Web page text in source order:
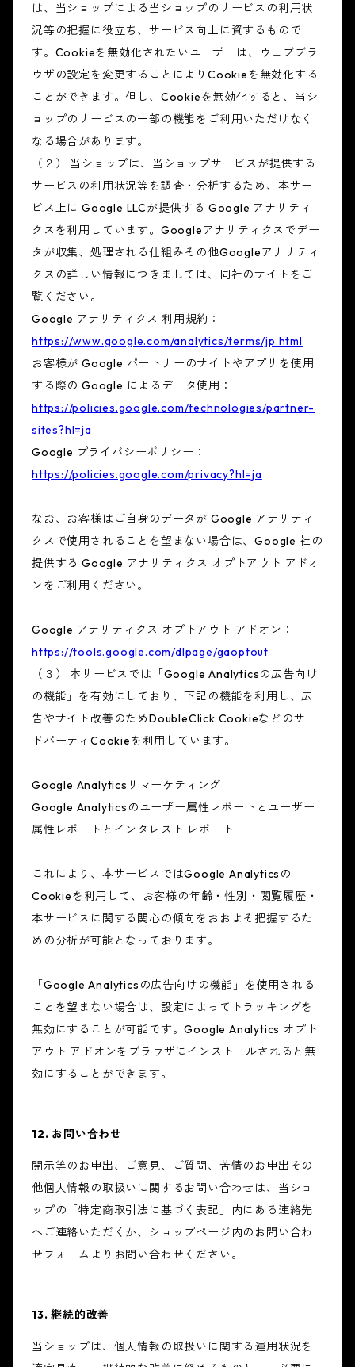
は、当ショップによる当ショップのサービスの利用状
況等の把握に役立ち、サービス向上に資するもので
す。Cookieを無効化されたいユーザーは、ウェブブラ
ウザの設定を変更することによりCookieを無効化する
ことができます。但し、Cookieを無効化すると、当シ
ョップのサービスの一部の機能をご利用いただけなく
なる場合があります。
（２） 当ショップは、当ショップサービスが提供する
サービスの利用状況等を調査・分析するため、本サー
ビス上に Google LLCが提供する Google アナリティ
クスを利用しています。Googleアナリティクスでデー
タが収集、処理される仕組みその他Googleアナリティ
クスの詳しい情報につきましては、同社のサイトをご
覧ください。
Google アナリティクス 利用規約：
https://www.google.com/analytics/terms/jp.html
お客様が Google パートナーのサイトやアプリを使用
する際の Google によるデータ使用：
https://policies.google.com/technologies/partner-
sites?hl=ja
Google プライバシーポリシー：
https://policies.google.com/privacy?hl=ja
なお、お客様はご自身のデータが Google アナリティ
クスで使用されることを望まない場合は、Google 社の
提供する Google アナリティクス オプトアウト アドオ
ンをご利用ください。
Google アナリティクス オプトアウト アドオン：
https://tools.google.com/dlpage/gaoptout
（３） 本サービスでは「Google Analyticsの広告向け
の機能」を有効にしており、下記の機能を利用し、広
告やサイト改善のためDoubleClick Cookieなどのサー
ドパーティCookieを利用しています。
Google Analyticsリマーケティング
Google Analyticsのユーザー属性レポートとユーザー
属性レポートとインタレスト レポート
これにより、本サービスではGoogle Analyticsの
Cookieを利用して、お客様の年齢・性別・閲覧履歴・
本サービスに関する関心の傾向をおおよそ把握するた
めの分析が可能となっております。
「Google Analyticsの広告向けの機能」を使用される
ことを望まない場合は、設定によってトラッキングを
無効にすることが可能です。Google Analytics オプト
アウト アドオンをブラウザにインストールされると無
効にすることができます。
12. お問い合わせ
開示等のお申出、ご意見、ご質問、苦情のお申出その
他個人情報の取扱いに関するお問い合わせは、当ショ
ップの「特定商取引法に基づく表記」内にある連絡先
へご連絡いただくか、ショップページ内のお問い合わ
せフォームよりお問い合わせください。
13. 継続的改善
当ショップは、個人情報の取扱いに関する運用状況を